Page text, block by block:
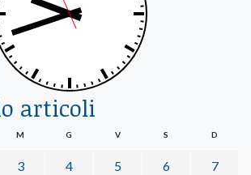
articoli
M G V S D
3 4 5 6 7